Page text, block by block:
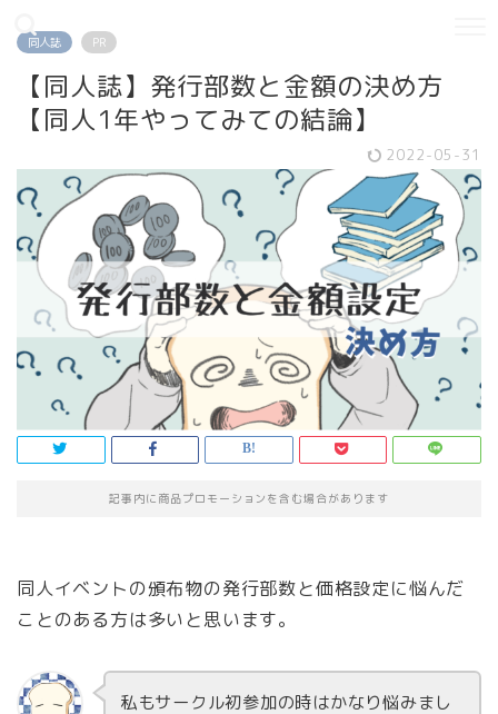
同人誌 PR
【同人誌】発行部数と金額の決め方
【同人1年やってみての結論】
2022-05-31
記事内に商品プロモーションを含む場合があります
同人イベントの頒布物の発行部数と価格設定に悩んだ
ことのある方は多いと思います。
私もサークル初参加の時はかなり悩みまし